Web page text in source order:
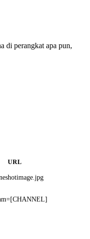
di perangkat apa pun,
URL